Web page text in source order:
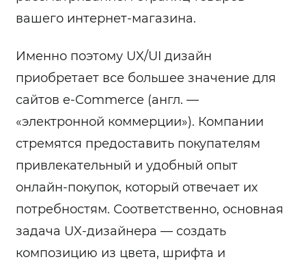
вашего интернет-магазина.
Именно поэтому UX/UI дизайн
приобретает все большее значение для
сайтов e-Commerce (англ. —
«электронной коммерции»). Компании
стремятся предоставить покупателям
привлекательный и удобный опыт
онлайн-покупок, который отвечает их
потребностям. Соответственно, основная
задача UX-дизайнера — создать
композицию из цвета, шрифта и